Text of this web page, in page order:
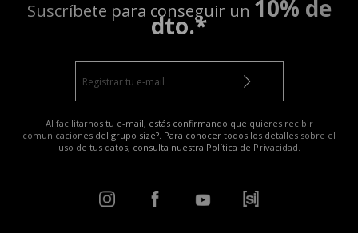
Suscríbete para conseguir un 10% de
dto.*
Al facilitarnos tu e-mail, estás confirmando que quieres recibir
comunicaciones del grupo size?. Para conocer todos los detalles sobre el
uso de tus datos, consulta nuestra Política de Privacidad.